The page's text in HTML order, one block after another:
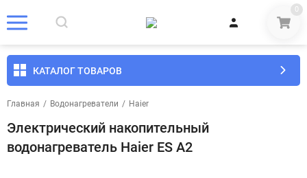
0
КАТАЛОГ ТОВАРОВ
Главная / Водонагреватели / Haier
Электрический накопительный
водонагреватель Haier ES А2